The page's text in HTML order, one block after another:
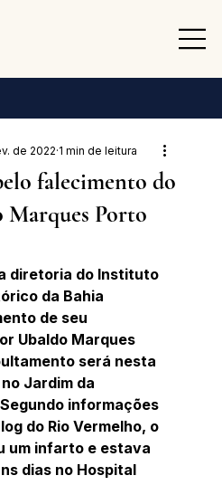
falecimento do
Porto
de 2022 1 min de leitura
diretoria do Instituto
da Bahia
de seu
Ubaldo Marques
será nesta
Jardim da
informações
do Rio Vermelho, o
um infarto e estava
dias no Hospital